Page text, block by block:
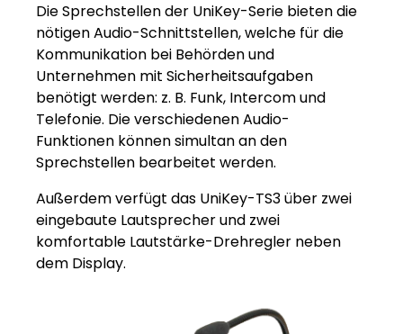
Die Sprechstellen der UniKey-Serie bieten die
nötigen Audio-Schnittstellen, welche für die
Kommunikation bei Behörden und
Unternehmen mit Sicherheitsaufgaben
benötigt werden: z. B. Funk, Intercom und
Telefonie. Die verschiedenen Audio-
Funktionen können simultan an den
Sprechstellen bearbeitet werden.
Außerdem verfügt das UniKey-TS3 über zwei
eingebaute Lautsprecher und zwei
komfortable Lautstärke-Drehregler neben
dem Display.